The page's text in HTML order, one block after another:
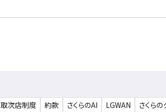
取次店制度 約款 さくらのAI LGWAN さくら